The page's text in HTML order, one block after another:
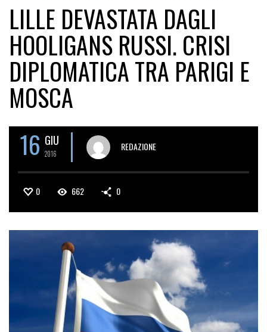
LILLE DEVASTATA DAGLI
HOOLIGANS RUSSI. CRISI
DIPLOMATICA TRA PARIGI E
MOSCA
16 GIU
2016
REDAZIONE
0 662 0